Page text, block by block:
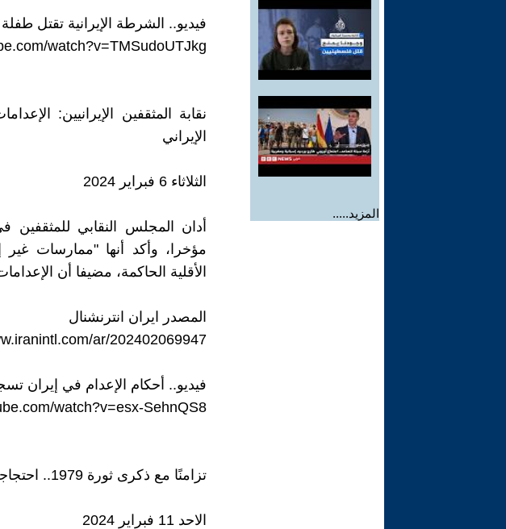
المزيد.....
فيديو.. الشرطة الإيرانية تقتل
watch?v=TMSudoUTJkg
نقابة المثقفين الإيرانيين:
الإيراني
الثلاثاء 6 فبراير 2024
أدان المجلس النقابي للمثقفين
مؤخرا، وأكد أنها "ممارسات غير
الأقلية الحاكمة، مضيفا أن
المصدر ايران انترنشنال
ar/202402069947
فيديو.. أحكام الإعدام في إيران تسجل ارتفاعا
watch?v=esx-SehnQS8
تزامنًا مع ذكرى ثورة 1979.. احتجاجات للإيرانيين ضد النظام في مختلف دول العالم
الاحد 11 فبراير 2024